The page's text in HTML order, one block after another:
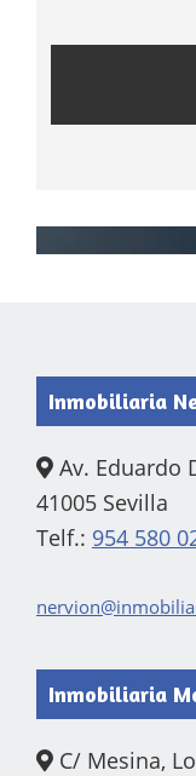
FooterInmobiliaria
Av. Eduardo
41005 Sevilla
Telf.: 954 580
Inmobiliaria
C/ Mesina,